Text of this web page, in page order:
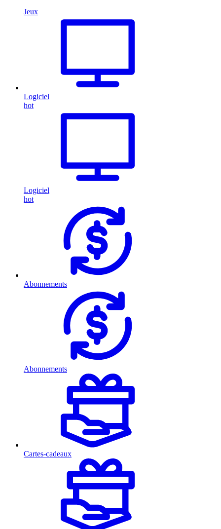
Jeux
Logiciel
hot
Logiciel
hot
Abonnements
Abonnements
Cartes-cadeaux